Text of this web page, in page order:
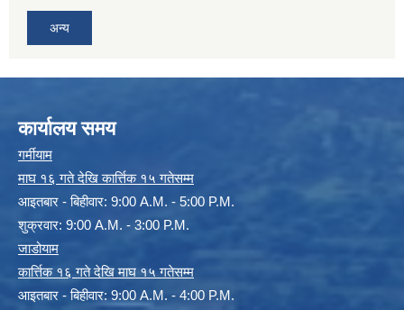
अन्य
कार्यालय समय
गर्मीयाम
माघ १६ गते देखि कार्त्तिक १५ गतेसम्म
आइतबार - बिहीवार: 9:00 A.M. - 5:00 P.M.
शुक्रवार: 9:00 A.M. - 3:00 P.M.
जाडोयाम
कार्त्तिक १६ गते देखि माघ १५ गतेसम्म
आइतबार - बिहीवार: 9:00 A.M. - 4:00 P.M.